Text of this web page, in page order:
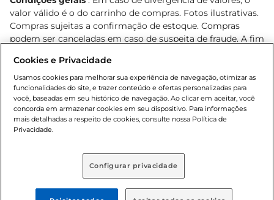
valor válido é o do carrinho de compras. Fotos ilustrativas.
Compras sujeitas a confirmação de estoque. Compras
podem ser canceladas em caso de suspeita de fraude. A fim
nossas promoções, a compra de produtos com preços
promocionais poderá ter sua quantidade limitada por
cliente. Os preços, ofertas e condições são exclusivos para
o e-commerce e válidos durante o dia de hoje, podendo
sofrer alterações sem prévia notificação. Proibida a venda
de bebidas alcoólicas para menores de 18 anos, conforme
Adolescente). Preços e condições exclusivos para o
, podendo sofrer alterações sem aviso
prévio. O valor mínimo para as compras on-line é de R$
Cookies e Privacidade
Usamos cookies para melhorar sua experiência de navegação, otimizar as
funcionalidades do site, e trazer conteúdo e ofertas personalizadas para
você, baseadas em seu histórico de navegação. Ao clicar em aceitar, você
concorda em armazenar cookies em seu dispositivo. Para informações
mais detalhadas a respeito de cookies, consulte nossa Política de
Privacidade.
Configurar privacidade